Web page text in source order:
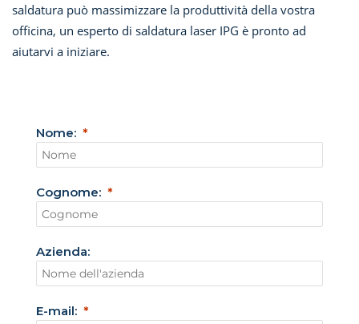
saldatura può massimizzare la produttività della vostra
officina, un esperto di saldatura laser IPG è pronto ad
aiutarvi a iniziare.
Nome:
Cognome:
Azienda:
E-mail: